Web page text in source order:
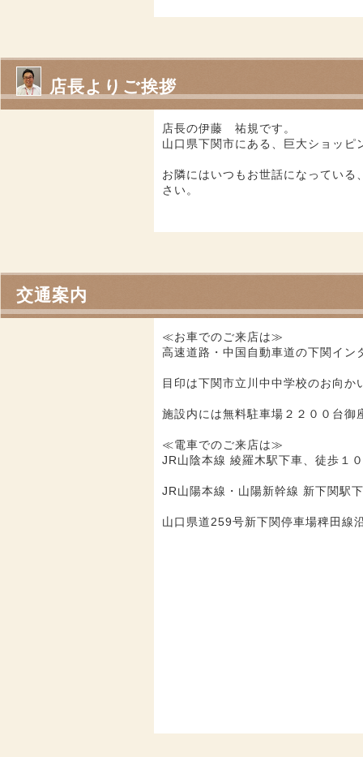
店長よりご挨拶
店長の伊藤 祐規です。
山口県下関市にある、巨大ショッ
お隣にはいつもお世話になってい
さい。
交通案内
≪お車でのご来店は≫
高速道路・中国自動車道の下関イ
目印は下関市立川中中学校のお向か
施設内には無料駐車場２２００台御
≪電車でのご来店は≫
JR山陰本線 綾羅木駅下車、徒歩１
JR山陽本線・山陽新幹線 新下関駅
山口県道259号新下関停車場稗田線